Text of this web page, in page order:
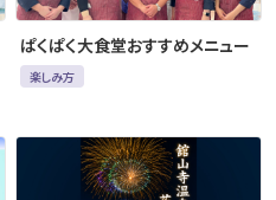
ぱくぱく大食堂おすすめメニュー
楽しみ方